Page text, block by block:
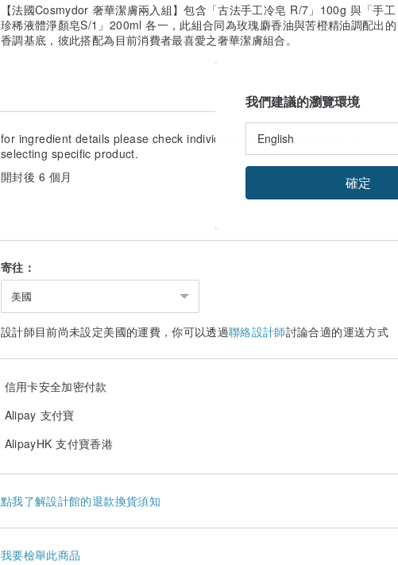
【法國Cosmydor 奢華潔膚兩入組】包含「古法手工冷皂 R/7」100g 與「手工
珍稀液體淨顏皂S/1」200ml 各一，此組合同為玫瑰麝香油與苦橙精油調配出的
香調基底，彼此搭配為目前消費者最喜愛之奢華潔膚組合。
for ingredient details please check individual product descriptions by
selecting specific product.
開封後 6 個月
寄往：
美國
設計師目前尚未設定美國的運費，你可以透過聯絡設計師討論合適的運送方式
信用卡安全加密付款
Alipay 支付寶
AlipayHK 支付寶香港
點我了解設計館的退款換貨須知
我要檢舉此商品
我們建議的瀏覽環境
確定